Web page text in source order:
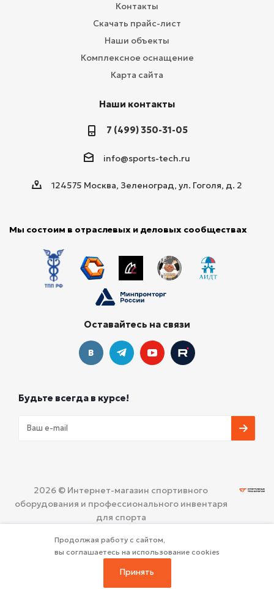
Контакты
Скачать прайс-лист
Наши объекты
Комплексное оснащение
Карта сайта
Наши контакты
7 (499) 350-31-05
info@sports-tech.ru
124575 Москва, Зеленоград, ул. Гоголя, д. 2
Мы состоим в отраслевых и деловых сообществах
Оставайтесь на связи
Будьте всегда в курсе!
2026 © Интернет-магазин спортивного
оборудования и профессионального инвентаря
для спорта
конфиденциальности
Продолжая работу с сайтом,
вы соглашаетесь на использование cookies
Принять